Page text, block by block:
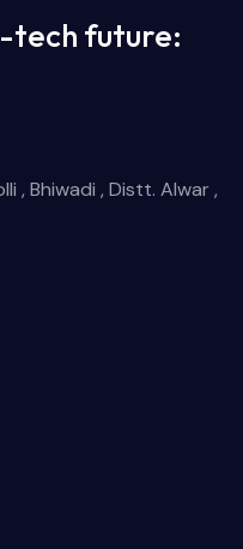
tech future:
, Bhiwadi , Distt. Alwar ,